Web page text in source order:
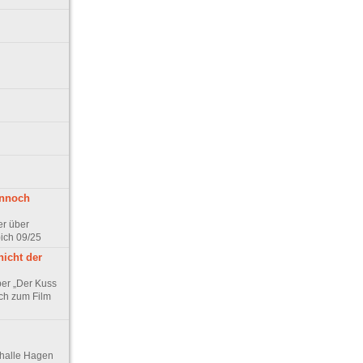
über
09/25
der
„Der Kuss
zum Film
Hagen